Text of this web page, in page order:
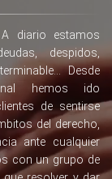
diario estamos
despidos,
Desde
hemos ido
de sentirse
del derecho,
ante cualquier
con un grupo de